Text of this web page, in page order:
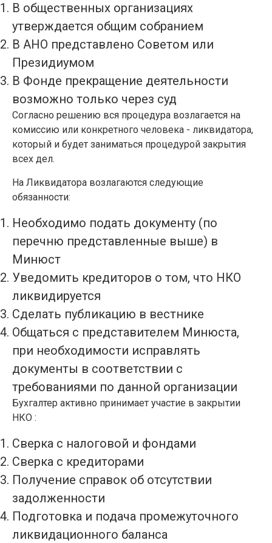
В общественных организациях
утверждается общим собранием
В АНО представлено Советом или
Президиумом
В Фонде прекращение деятельности
возможно только через суд
Согласно решению вся процедура возлагается на
комиссию или конкретного человека - ликвидатора,
который и будет заниматься процедурой закрытия
всех дел.
На Ликвидатора возлагаются следующие
обязанности:
Необходимо подать документу (по
перечню представленные выше) в
Минюст
Уведомить кредиторов о том, что НКО
ликвидируется
Сделать публикацию в вестнике
Общаться с представителем Минюста,
при необходимости исправлять
документы в соответствии с
требованиями по данной организации
Бухгалтер активно принимает участие в закрытии
НКО :
Сверка с налоговой и фондами
Сверка с кредиторами
Получение справок об отсутствии
задолженности
Подготовка и подача промежуточного
ликвидационного баланса